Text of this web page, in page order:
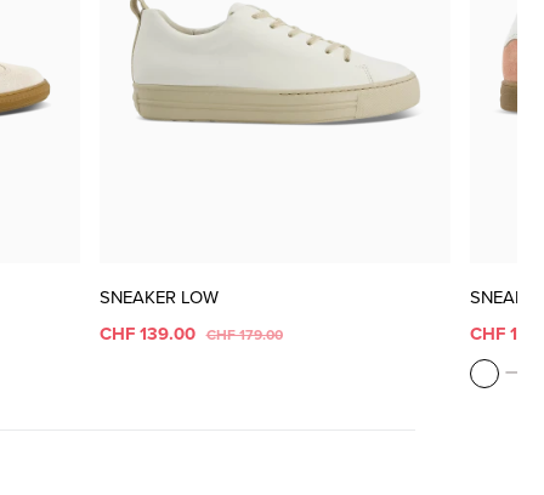
SNEAKER LOW
CHF 139.00 CHF 179.00
CHF